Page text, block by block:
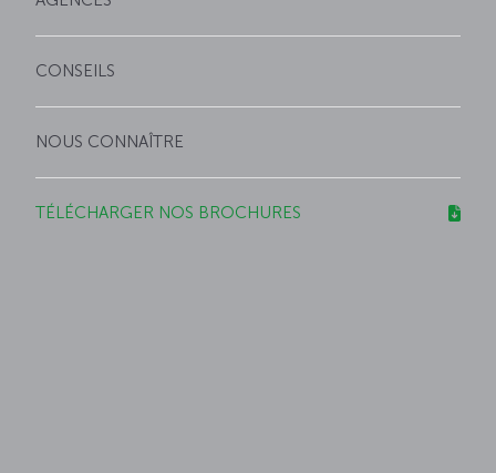
CONSEILS
NOUS CONNAÎTRE
TÉLÉCHARGER NOS BROCHURES